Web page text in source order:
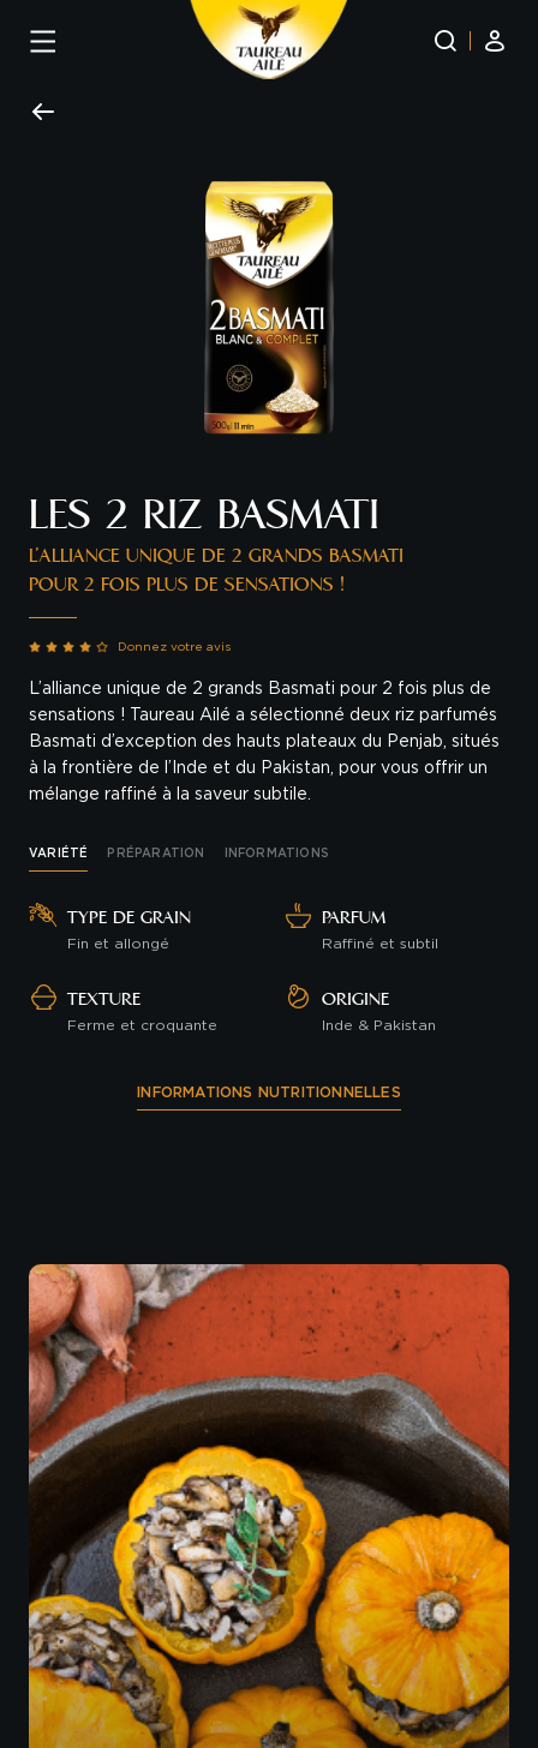
Panneau de gestion des cookies
LES 2 RIZ BASMATI
L’ALLIANCE UNIQUE DE 2 GRANDS BASMATI
POUR 2 FOIS PLUS DE SENSATIONS !
Donnez votre avis
L’alliance unique de 2 grands Basmati pour 2 fois plus de
sensations ! Taureau Ailé a sélectionné deux riz parfumés
Basmati d’exception des hauts plateaux du Penjab, situés
à la frontière de l’Inde et du Pakistan, pour vous offrir un
mélange raffiné à la saveur subtile.
VARIÉTÉ PRÉPARATION INFORMATIONS
TYPE DE GRAIN
Fin et allongé
PARFUM
Raffiné et subtil
TEXTURE
Ferme et croquante
ORIGINE
Inde & Pakistan
INFORMATIONS NUTRITIONNELLES